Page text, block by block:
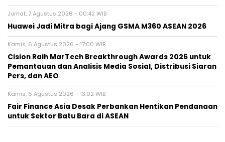
Jumat, 7 Agustus 2026 - 00:42 WIB
Huawei Jadi Mitra bagi Ajang GSMA M360 ASEAN 2026
Kamis, 6 Agustus 2026 - 17:00 WIB
Cision Raih MarTech Breakthrough Awards 2026 untuk
Pemantauan dan Analisis Media Sosial, Distribusi Siaran
Pers, dan AEO
Kamis, 6 Agustus 2026 - 13:02 WIB
Fair Finance Asia Desak Perbankan Hentikan Pendanaan
untuk Sektor Batu Bara di ASEAN